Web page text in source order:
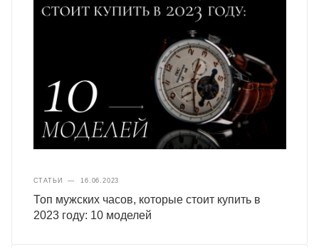
СТАТЬИ — 16.06.2023
Топ мужских часов, которые стоит купить в
2023 году: 10 моделей